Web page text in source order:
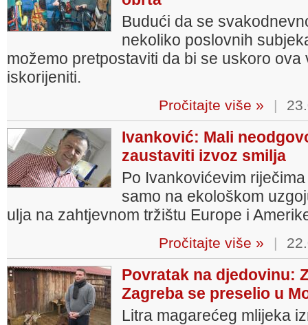
Budući da se
nekoliko poslovnih
možemo pretpostaviti da bi se uskoro
iskorijeniti.
Pročitajte više » |
Ivanković: Mali
zaustaviti izvoz smilja
Po Ivankovićevim
samo na ekološkom
ulja na zahtjevnom tržištu Europe i
Pročitajte više » |
Povratak na djedovinu:
Zagreba se preselio u
Litra magarećeg mlijeka